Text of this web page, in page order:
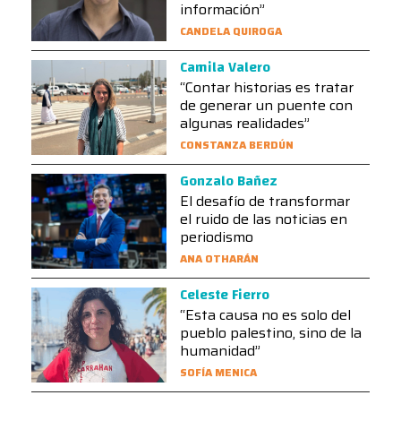
información”
CANDELA QUIROGA
Camila Valero
“Contar historias es tratar
de generar un puente con
algunas realidades”
CONSTANZA BERDÚN
Gonzalo Bañez
El desafío de transformar
el ruido de las noticias en
periodismo
ANA OTHARÁN
Celeste Fierro
“Esta causa no es solo del
pueblo palestino, sino de la
humanidad”
SOFÍA MENICA